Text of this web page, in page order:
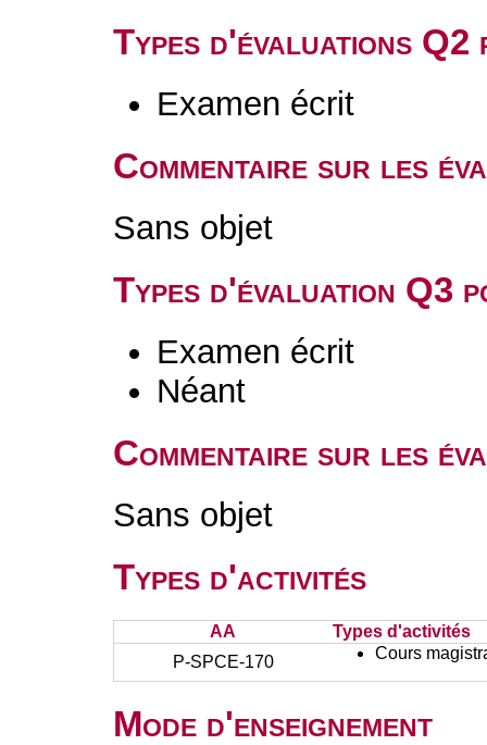
Types d'évaluations
Examen écrit
Commentaire sur les
Sans objet
Types d'évaluation Q3
Examen écrit
Néant
Commentaire sur les
Sans objet
Types d'activités
AA
Types d'activités
P-SPCE-170
Cours
Mode d'enseignement